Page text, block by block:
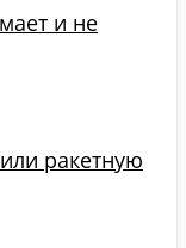
и не
ракетную